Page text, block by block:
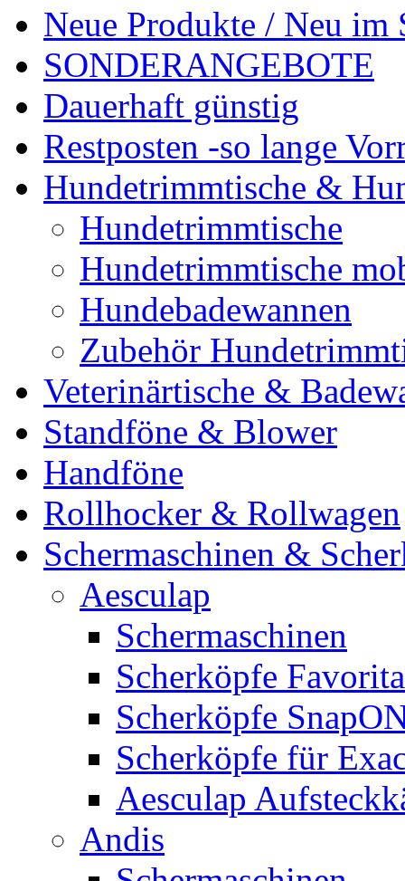
Neue Produkte / Neu im
SONDERANGEBOTE
Dauerhaft günstig
Restposten -so lange
Hundetrimmtische &
Hundetrimmtische
Hundetrimmtische
Hundebadewannen
Zubehör
Veterinärtische &
Standföne & Blower
Handföne
Rollhocker & Rollwagen
Schermaschinen &
Aesculap
Schermaschinen
Scherköpfe
Scherköpfe
Scherköpfe für
Aesculap
Andis